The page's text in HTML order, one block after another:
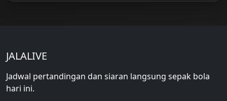
JALALIVE
Jadwal pertandingan dan siaran langsung sepak bola
hari ini.